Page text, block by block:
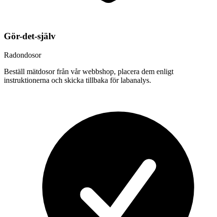
Gör-det-själv
Radondosor
Beställ mätdosor från vår webbshop, placera dem enligt
instruktionerna och skicka tillbaka för labanalys.